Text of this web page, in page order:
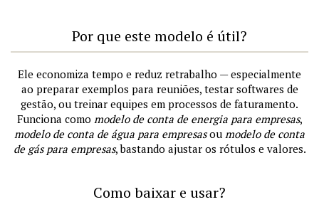
Por que este modelo é útil?
Ele economiza tempo e reduz retrabalho — especialmente
ao preparar exemplos para reuniões, testar softwares de
gestão, ou treinar equipes em processos de faturamento.
Funciona como modelo de conta de energia para empresas,
modelo de conta de água para empresasou modelo de conta
de gás para empresas, bastando ajustar os rótulos e valores.
Como baixar e usar?